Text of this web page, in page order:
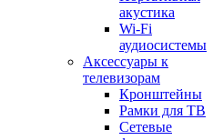
акустика
Wi-Fi
аудиосистемы
Аксессуары к
телевизорам
Кронштейны
Рамки для ТВ
Сетевые